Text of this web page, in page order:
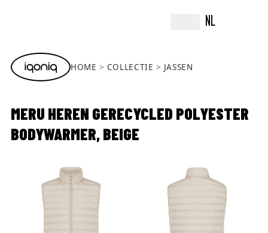
NL
HOME COLLECTIE JASSEN
MERU HEREN GERECYCLED POLYESTER
BODYWARMER, BEIGE